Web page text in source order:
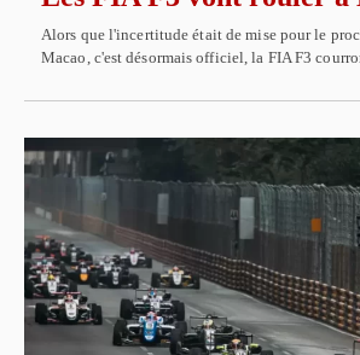
Alors que l'incertitude était de mise pour le
Macao, c'est désormais officiel, la FIA F3